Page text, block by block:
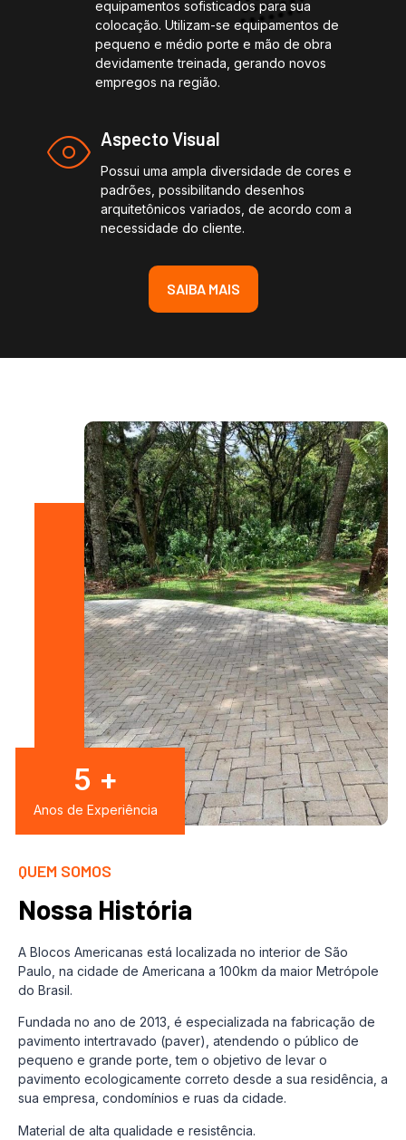
equipamentos sofisticados para sua
colocação. Utilizam-se equipamentos de
pequeno e médio porte e mão de obra
devidamente treinada, gerando novos
empregos na região.
Aspecto Visual
Possui uma ampla diversidade de cores e
padrões, possibilitando desenhos
arquitetônicos variados, de acordo com a
necessidade do cliente.
SAIBA MAIS
QUEM SOMOS
Nossa História
A Blocos Americanas está localizada no interior de São
Paulo, na cidade de Americana a 100km da maior Metrópole
do Brasil.
Fundada no ano de 2013, é especializada na fabricação de
pavimento intertravado (paver), atendendo o público de
pequeno e grande porte, tem o objetivo de levar o
pavimento ecologicamente correto desde a sua residência, a
sua empresa, condomínios e ruas da cidade.
Material de alta qualidade e resistência.
7 +
Anos de Experiência